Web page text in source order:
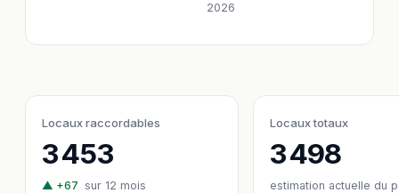
2026
Locaux raccordables
3 453
▲ +67 sur 12 mois
Locaux totaux
3 498
estimation actuelle du